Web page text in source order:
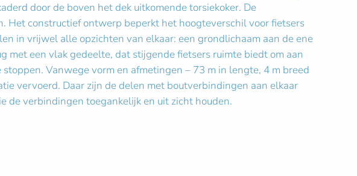
door de boven het dek uitkomende torsiekoker. De
Het constructief ontwerp beperkt het hoogteverschil voor fietsers
in vrijwel alle opzichten van elkaar: een grondlichaam aan de ene
met een vlak gedeelte, dat stijgende fietsers ruimte biedt om aan
Vanwege vorm en afmetingen – 73 m in lengte, 4 m breed
vervoerd. Daar zijn de delen met boutverbindingen aan elkaar
de verbindingen toegankelijk en uit zicht houden.